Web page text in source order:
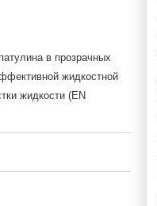
в прозрачных
жидкостной
жидкости (EN